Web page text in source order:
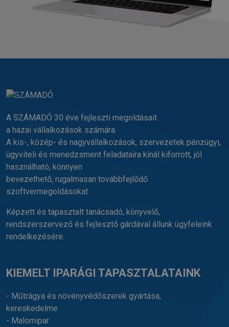
A SZÁMADÓ 30 éve fejleszti megoldásait
a hazai vállalkozások számára.
A kis-, közép- és nagyvállalkozások, szervezetek pénzügyi,
ügyviteli és menedzsment feladataira kínál kiforrott, jól
használható, könnyen
bevezethető, rugalmasan továbbfejlődő
szoftvermegoldásokat.
Képzett és tapasztalt tanácsadó, könyvelő,
rendszerszervező és fejlesztő gárdával állunk ügyfeleink
rendelkezésére.
KIEMELT IPARÁGI TAPASZTALATAINK
- Műtrágya és növényvédőszerek gyártása,
kereskedelme
- Malomipar